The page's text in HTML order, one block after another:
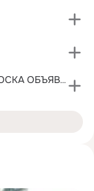
ОБЪЯВЛЕНИЯ МОСКВА ОБЛАСТЬ ДОСКА ОБЪЯВЛЕНИЙ РЕКЛАМА